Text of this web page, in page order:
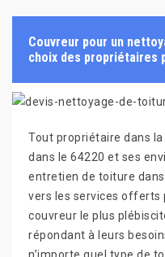
Couvreur pour un
choix des propriétaires
Tout propriétaire dans
dans le 64220 et ses
entretien de toiture
vers les services offerts
couvreur le plus
répondant à leurs